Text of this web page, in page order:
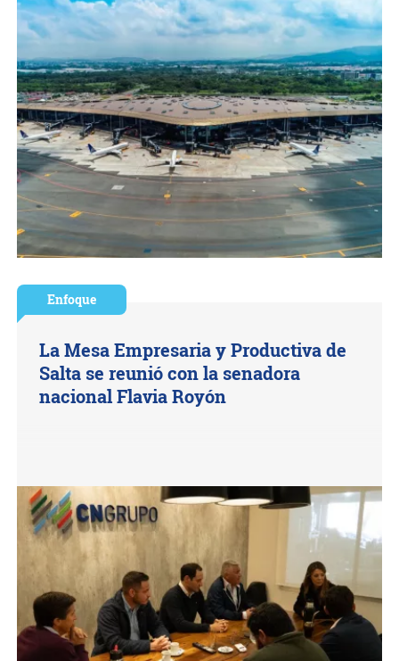
Enfoque
La Mesa Empresaria y Productiva de
Salta se reunió con la senadora
nacional Flavia Royón